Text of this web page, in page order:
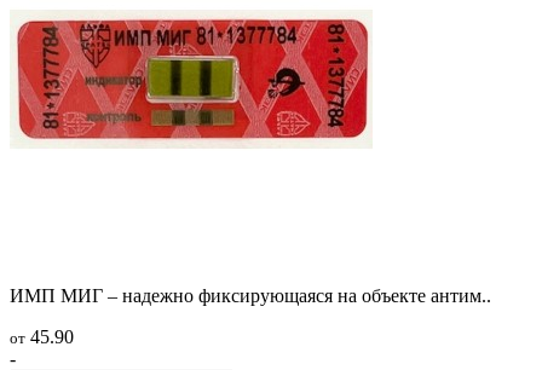
ИМП МИГ – надежно фиксирующаяся на объекте антим..
от 45.90
-